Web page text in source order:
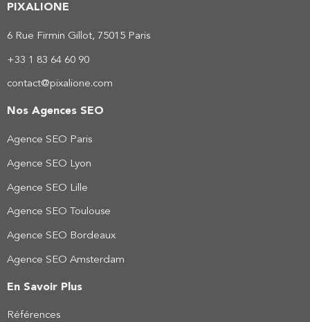
PIXALIONE
6 Rue Firmin Gillot, 75015 Paris
+33 1 83 64 60 90
contact@pixalione.com
Nos Agences SEO
Agence SEO Paris
Agence SEO Lyon
Agence SEO Lille
Agence SEO Toulouse
Agence SEO Bordeaux
Agence SEO Amsterdam
En Savoir Plus
Références